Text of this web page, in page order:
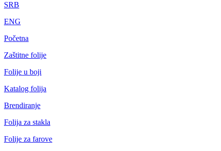
SRB
ENG
Početna
Zaštitne folije
Folije u boji
Katalog folija
Brendiranje
Folija za stakla
Folije za farove